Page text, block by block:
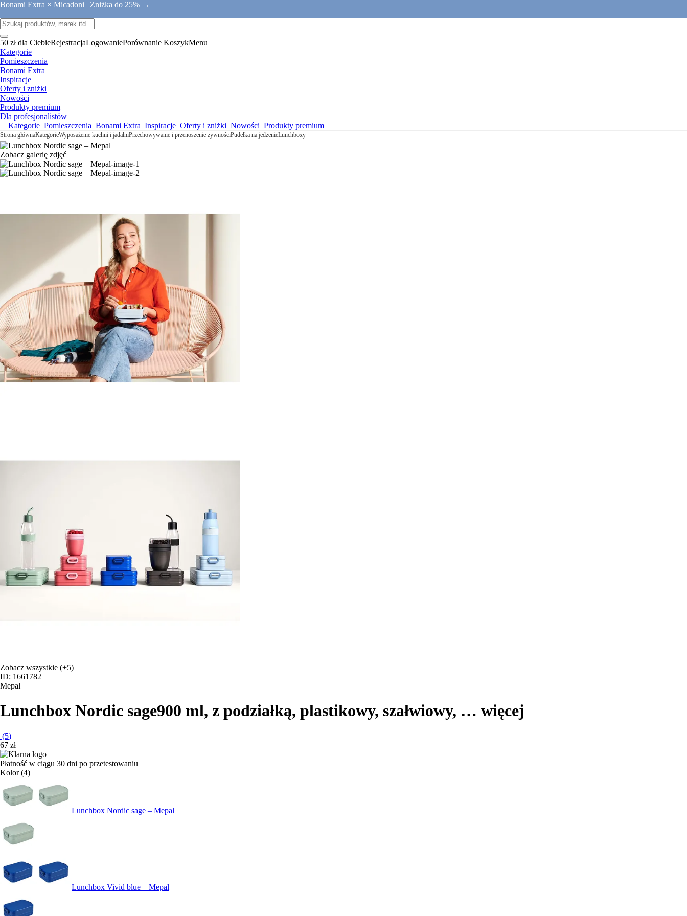
Bonami Extra × Micadoni | Zniżka do 25% →
50 zł dla CiebieRejestracjaLogowaniePorównanie KoszykMenu
Kategorie
Pomieszczenia
Bonami Extra
Inspiracje
Oferty i zniżki
Nowości
Produkty premium
Dla profesjonalistów
Kategorie Pomieszczenia Bonami Extra Inspiracje Oferty i zniżki Nowości Produkty premium
Strona głównaKategorieWyposażenie kuchni i jadalniPrzechowywanie i przenoszenie żywnościPudełka na jedzenieLunchboxy
Zobacz galerię zdjęć
Zobacz wszystkie (+5)
ID: 1661782
Mepal
Lunchbox Nordic sage900 ml, z podziałką, plastikowy, szałwiowy, … więcej
(5)
67 zł
Płatność w ciągu 30 dni po przetestowaniu
Kolor (4)
Lunchbox Nordic sage – Mepal
Lunchbox Vivid blue – Mepal